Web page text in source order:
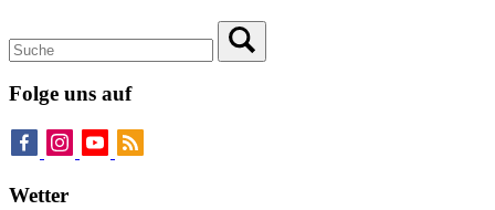
Folge uns auf
Wetter